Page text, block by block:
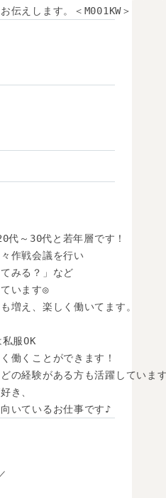
伝えします。＜M001KW＞
代～30代と若年層です！
作戦会議を行い
みる？」など
います◎
増え、楽しく働いてます。
服OK
働くことができます！
の経験がある方も活躍していま
き、
いているお仕事です♪